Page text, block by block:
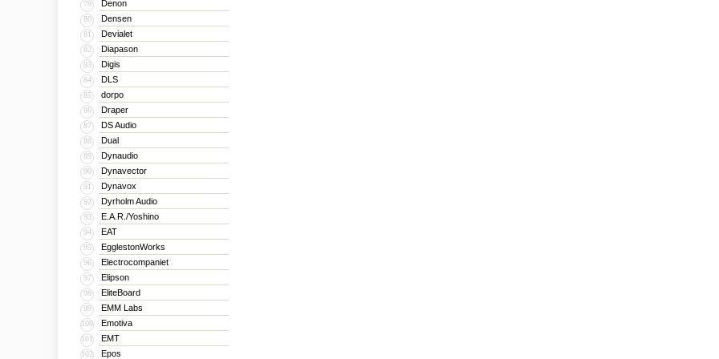
79 Denon
80 Densen
81 Devialet
82 Diapason
83 Digis
84 DLS
85 dorpo
86 Draper
87 DS Audio
88 Dual
89 Dynaudio
90 Dynavector
91 Dynavox
92 Dyrholm Audio
93 E.A.R./Yoshino
94 EAT
95 EgglestonWorks
96 Electrocompaniet
97 Elipson
98 EliteBoard
99 EMM Labs
100 Emotiva
101 EMT
102 Epos